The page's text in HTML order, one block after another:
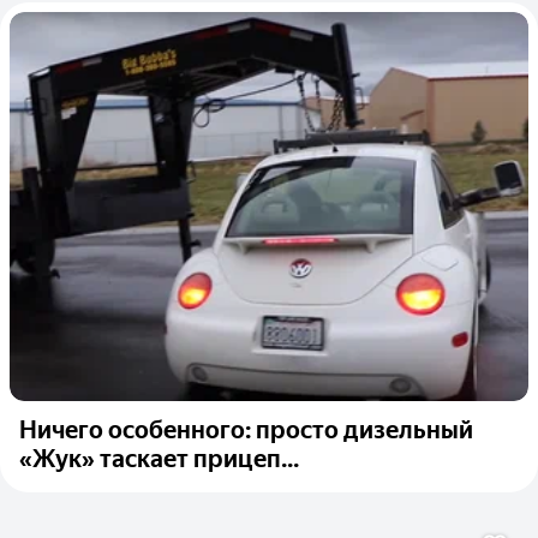
Ничего особенного: просто дизельный
«Жук» таскает прицеп...